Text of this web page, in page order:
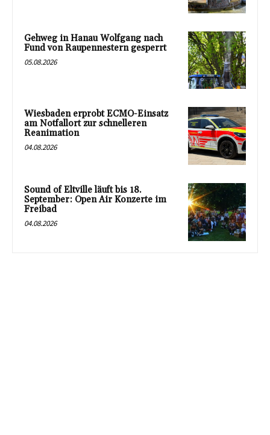
Gehweg in Hanau Wolfgang nach
Fund von Raupennestern gesperrt
05.08.2026
Wiesbaden erprobt ECMO-Einsatz
am Notfallort zur schnelleren
Reanimation
04.08.2026
Sound of Eltville läuft bis 18.
September: Open Air Konzerte im
Freibad
04.08.2026